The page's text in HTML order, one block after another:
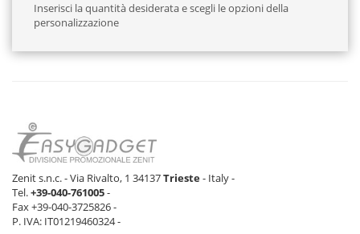
Inserisci la quantità desiderata e scegli le opzioni della
personalizzazione
Zenit s.n.c. - Via Rivalto, 1 34137Trieste- Italy -
Tel.+39-040-761005-
Fax +39-040-3725826 -
P. IVA: IT01219460324 -